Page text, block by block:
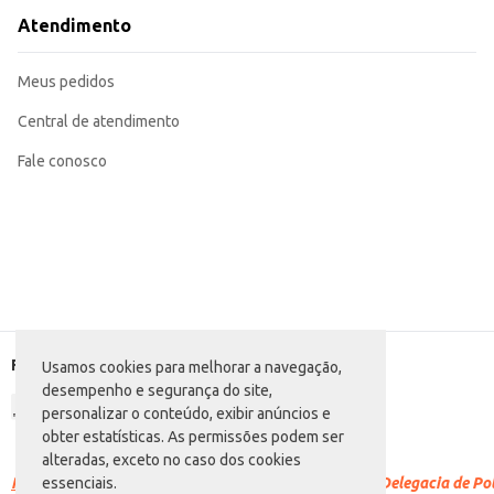
Usamos cookies para melhorar a navegação,
desempenho e segurança do site,
personalizar o conteúdo, exibir anúncios e
obter estatísticas. As permissões podem ser
alteradas, exceto no caso dos cookies
essenciais.
Atendimento
Meus pedidos
Central de atendimento
Fale conosco
Formas de pagamento
Racismo é crime. Denuncie. Disque 100 ou procure a Delegacia de